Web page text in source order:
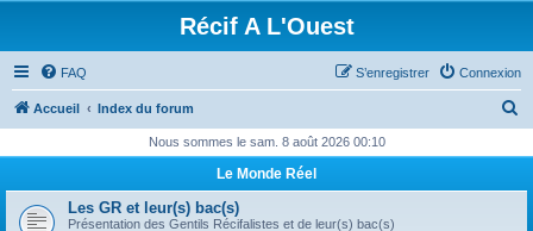
Récif A L'Ouest
FAQ Connexion
S’enregistrer
Accueil Index du forum
h
Nous sommes le sam. 8 août 2026 00:10
Le Monde Réel
Les GR et leur(s) bac(s)
Présentation des Gentils Récifalistes et de leur(s) bac(s)